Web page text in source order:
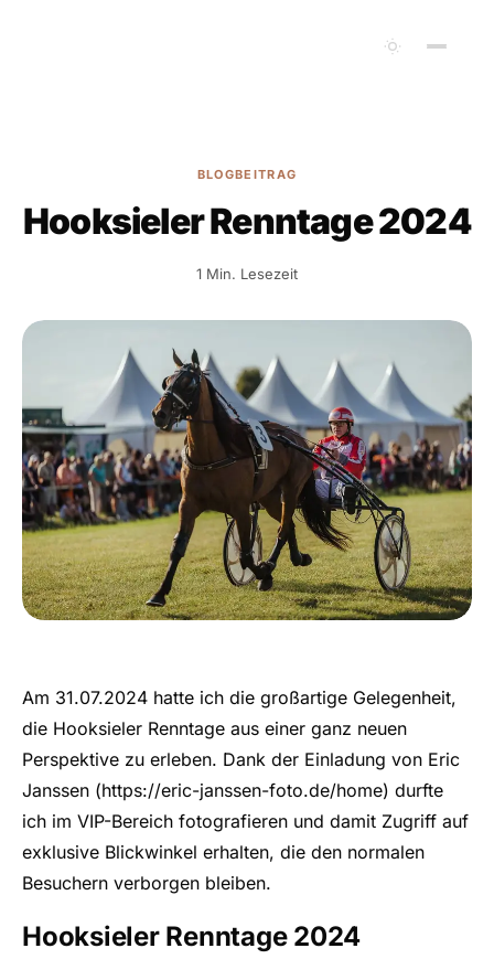
BLOGBEITRAG
Hooksieler Renntage 2024
1 Min. Lesezeit
Am 31.07.2024 hatte ich die großartige Gelegenheit,
die Hooksieler Renntage aus einer ganz neuen
Perspektive zu erleben. Dank der Einladung von Eric
Janssen (https://eric-janssen-foto.de/home) durfte
ich im VIP-Bereich fotografieren und damit Zugriff auf
exklusive Blickwinkel erhalten, die den normalen
Besuchern verborgen bleiben.
Hooksieler Renntage 2024